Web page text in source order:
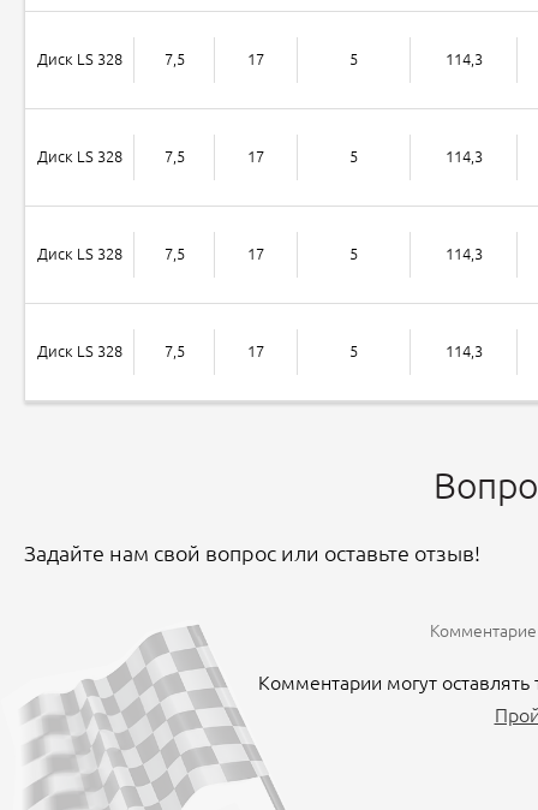
Диск LS 328 7,5 17 5 114,3
Диск LS 328 7,5 17 5 114,3
Диск LS 328 7,5 17 5 114,3
Диск LS 328 7,5 17 5 114,3
Задайте нам свой вопрос или оставьте отзыв!
Комментарии могут